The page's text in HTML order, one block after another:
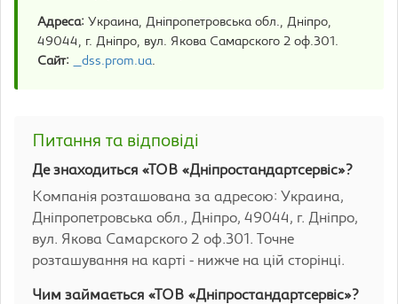
Адреса: Украина, Дніпропетровська обл., Дніпро,
49044, г. Дніпро, вул. Якова Самарского 2 оф.301.
Сайт:
_dss.prom.ua.
Питання та відповіді
Де знаходиться «ТОВ «Дніпростандартсервіс»?
Компанія розташована за адресою: Украина,
Дніпропетровська обл., Дніпро, 49044, г. Дніпро,
вул. Якова Самарского 2 оф.301. Точне
розташування на карті - нижче на цій сторінці.
Чим займається «ТОВ «Дніпростандартсервіс»?